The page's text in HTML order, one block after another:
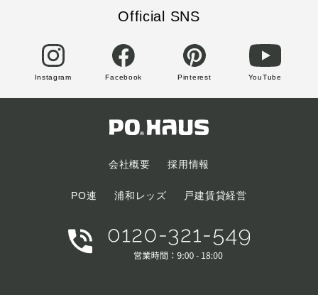
Official SNS
Instagram Facebook Pinterest YouTube
会社概要 採用情報
PO連 浦和レッズ 戸建賃貸経営